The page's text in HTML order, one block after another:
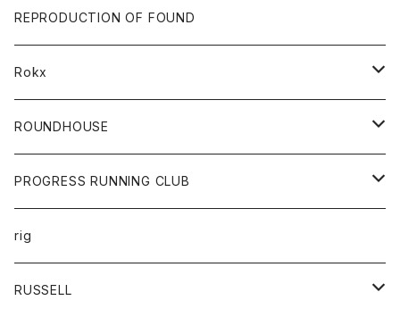
帽子
靴
バック
トップス
カットソー
カーディガン
ボトムス
ショートパンツ
パンツ
レディース
カットソー
コート
財布
バック
パンツ
ショートパンツ
REPRODUCTION OF FOUND
Rokx
ボトム
ROUNDHOUSE
エプロン
キッズ
オーバーオール
ボトム
PROGRESS RUNNING CLUB
トップス
Tシャツ
グッズ
rig
RUSSELL